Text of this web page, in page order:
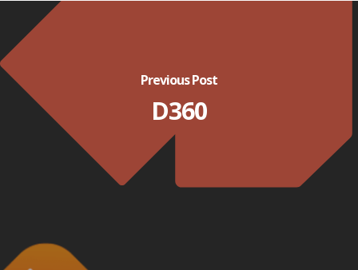
Previous Post
D360